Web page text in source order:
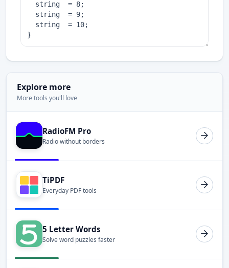
Explore more
More tools you'll love
RadioFM Pro
Radio without borders
TiPDF
Everyday PDF tools
5 Letter Words
Solve word puzzles faster